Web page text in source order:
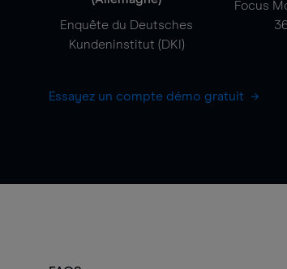
Enquête du Deutsches
Kundeninstitut (DKI)
Focus
Essayez un compte démo gratuit